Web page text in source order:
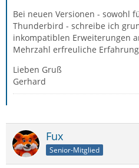
Bei neuen Versionen - sowohl
Thunderbird - schreibe ich
inkompatiblen Erweiterungen
Mehrzahl erfreuliche
Lieben Gruß
Gerhard
Fux
Senior-Mitglied